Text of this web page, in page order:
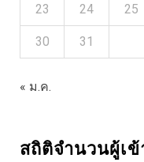
23 24 25
30 31
« ม.ค.
สถิติจำนวนผู้เ